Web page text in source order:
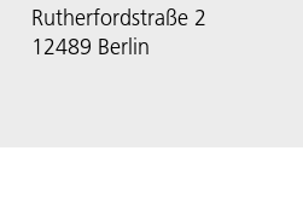
Rutherfordstraße 2
12489 Berlin